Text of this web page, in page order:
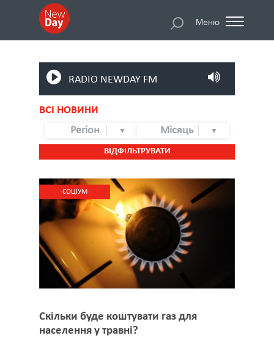
Меню
RADIO NEWDAY FM
ВСІ НОВИНИ
Регіон
Місяць
ВІДФІЛЬТРУВАТИ
CОЦІУМ
Скільки буде коштувати газ для
населення у травні?